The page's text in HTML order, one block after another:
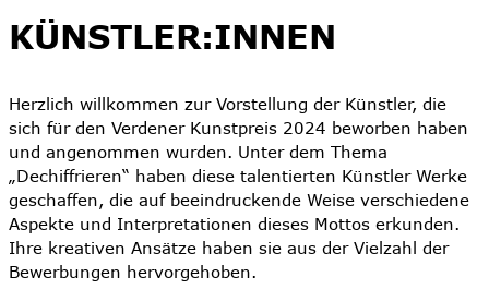
KÜNSTLER:INNEN
Herzlich willkommen zur Vorstellung der Künstler, die
sich für den Verdener Kunstpreis 2024 beworben haben
und angenommen wurden. Unter dem Thema
„Dechiffrieren“ haben diese talentierten Künstler Werke
geschaffen, die auf beeindruckende Weise verschiedene
Aspekte und Interpretationen dieses Mottos erkunden.
Ihre kreativen Ansätze haben sie aus der Vielzahl der
Bewerbungen hervorgehoben.